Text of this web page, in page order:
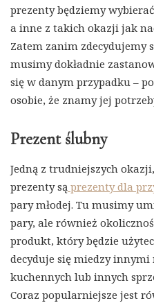
prezenty będziemy
a inne z takich okazji jak
Zatem zanim zdecydujemy
musimy dokładnie
się w danym przypadku –
osobie, że znamy jej
Prezent ślubny
Jedną z trudniejszych
prezenty są prezenty dla
pary młodej. Tu musimy
pary, ale również
produkt, który będzie
decyduje się miedzy
kuchennych lub innych
Coraz popularniejsze jest